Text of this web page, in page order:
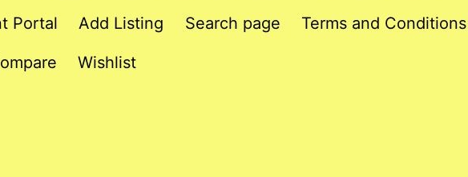
Portal Add Listing Search page Terms and Conditions
Wishlist